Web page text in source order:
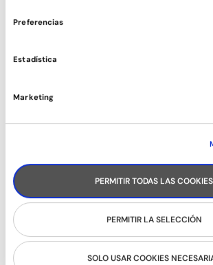
Preferencias
Estadística
Marketing
PERMITIR TODAS LAS COOKIES
PERMITIR LA SELECCIÓN
SOLO USAR COOKIES
AFROBRASILEÑO